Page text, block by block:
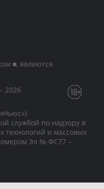
■, являются
2026
службой по надзору в
технологий и массовых
Эл № ФС77 –